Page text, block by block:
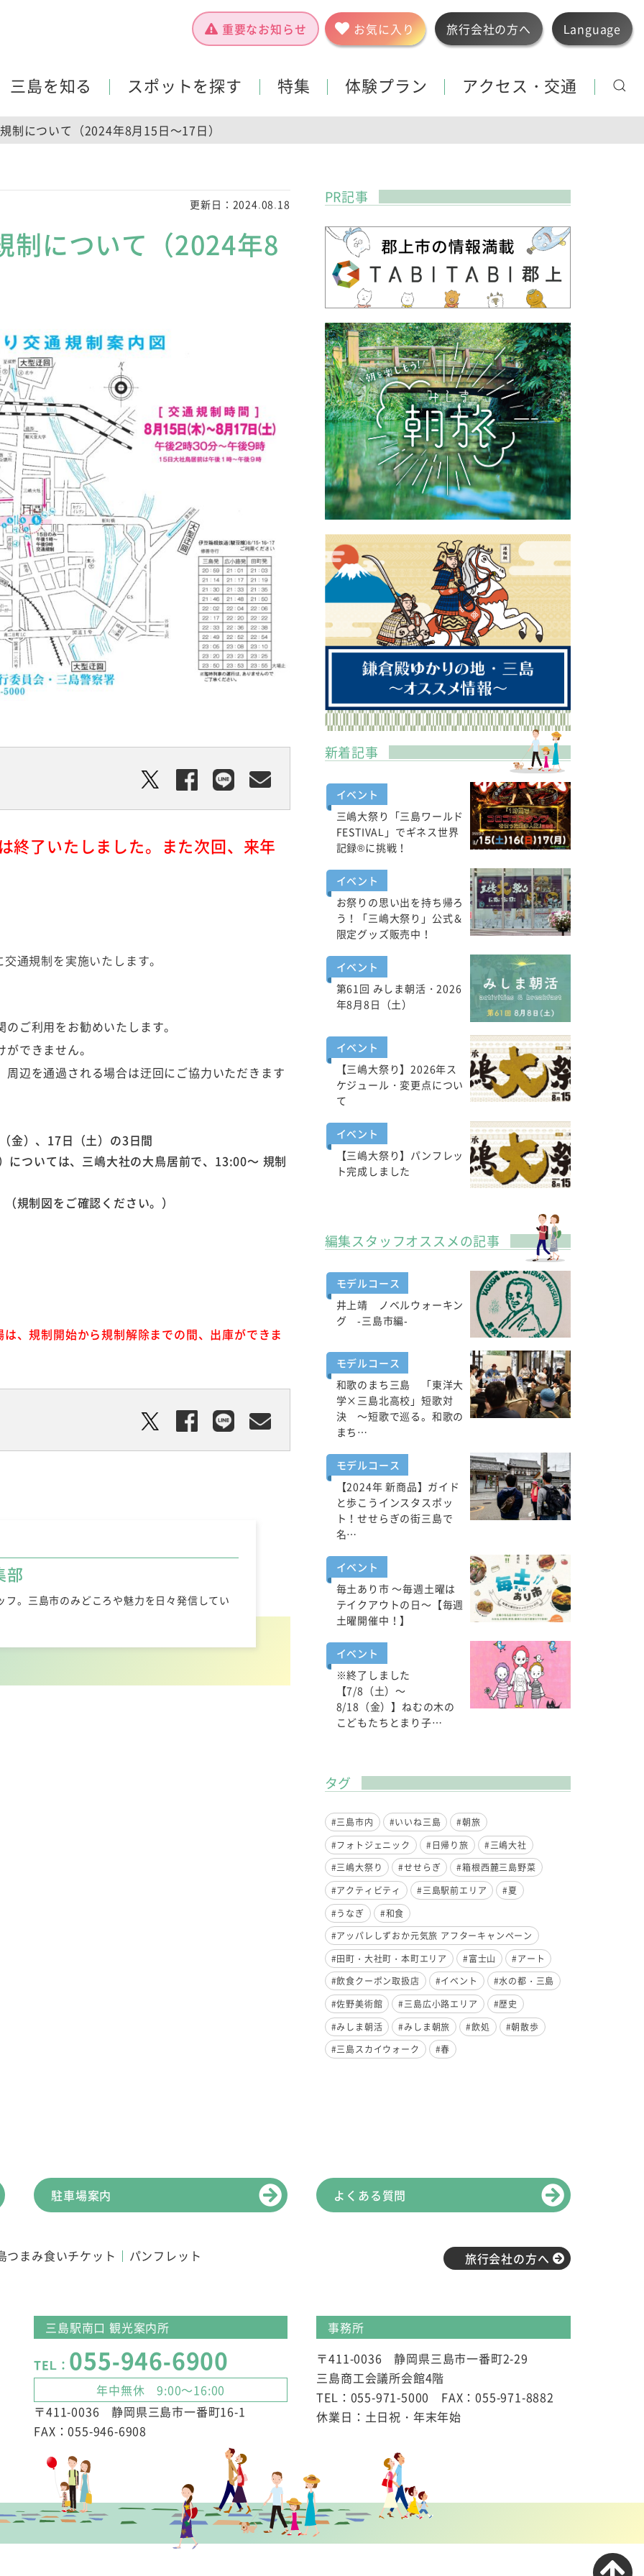
重要なお知らせ お気に入り 旅行会社の方へ Language
三島を知る スポットを探す 特集 体験プラン アクセス・交通
制について（2024年8月15日～17日）
更新日： 2024.08.18
制について（2024年8
終了いたしました。また次回、来年
通規制を実施いたします。
ご利用をお勧めいたします。
できません。
辺を通過される場合は迂回にご協力いただきます
金）、17日（土）の3日間
については、三嶋大社の大鳥居前で、13:00～ 規制
制図をご確認ください。）
、規制開始から規制解除までの間、出庫ができま
部
フ。三島市のみどころや魅力を日々発信してい
PR記事
新着記事
イベント
三嶋大祭り「三島ワールド
FESTIVAL」でギネス世界
記録®に挑戦！
イベント
お祭りの思い出を持ち帰ろ
う！「三嶋大祭り」公式＆
限定グッズ販売中！
イベント
第61回 みしま朝活・2026
年8月8日（土）
イベント
【三嶋大祭り】2026年ス
ケジュール・変更点につい
て
イベント
【三嶋大祭り】パンフレッ
ト完成しました
編集スタッフオススメの記事
モデルコース
井上靖 ノベルウォーキン
グ -三島市編-
モデルコース
和歌のまち三島 「東洋大
学×三島北高校」短歌対
決 ～短歌で巡る。和歌の
まち…
モデルコース
【2024年 新商品】ガイド
と歩こうインスタスポッ
ト！せせらぎの街三島で
名…
イベント
毎土あり市 ～毎週土曜は
テイクアウトの日～【毎週
土曜開催中！】
イベント
※終了しました
【7/8（土）～
8/18（金）】ねむの木の
こどもたちとまり子…
タグ
#三島市内 #いいね三島
#朝旅
#フォトジェニック
#日帰り旅
#三嶋大社
#三嶋大祭り
#せせらぎ
#箱根西麓三島野菜
#アクティビティ
#三島駅前エリア
#夏
#うなぎ
#和食
#アッパレしずおか元気旅 アフターキャンペーン
#田町・大社町・本町エリア
#富士山
#アート
#飲食クーポン取扱店
#イベント
#水の都・三島
#佐野美術館
#三島広小路エリア
#歴史
#みしま朝活
#みしま朝旅 #飲処
#朝散歩
#三島スカイウォーク
#春
駐車場案内 よくある質問
つまみ食いチケット パンフレット 旅行会社の方へ
三島駅南口 観光案内所
TEL： 055-946-6900
年中無休 9:00～16:00
〒411-0036 静岡県三島市一番町16-1
FAX：055-946-6908
事務所
〒411-0036 静岡県三島市一番町2-29
三島商工会議所会館4階
TEL：055-971-5000 FAX：055-971-8882
休業日：土日祝・年末年始